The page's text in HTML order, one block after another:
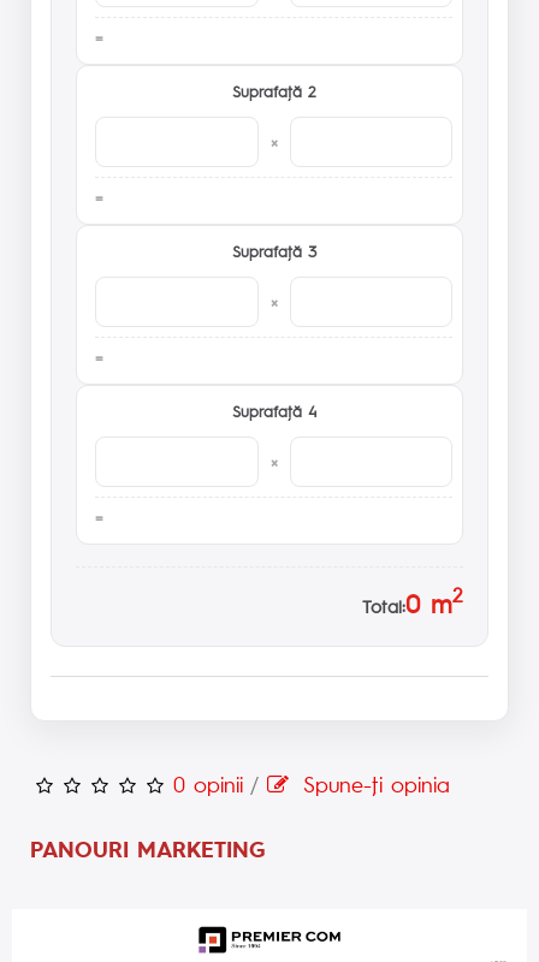
Suprafaţă 2
×
Suprafaţă 3
×
Suprafaţă 4
×
Total:0m2
0 opinii / Spune-ţi opinia
PANOURI MARKETING